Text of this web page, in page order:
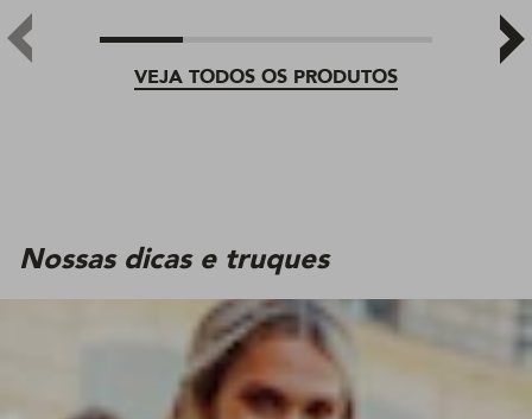
VEJA TODOS OS PRODUTOS
Nossas dicas e truques